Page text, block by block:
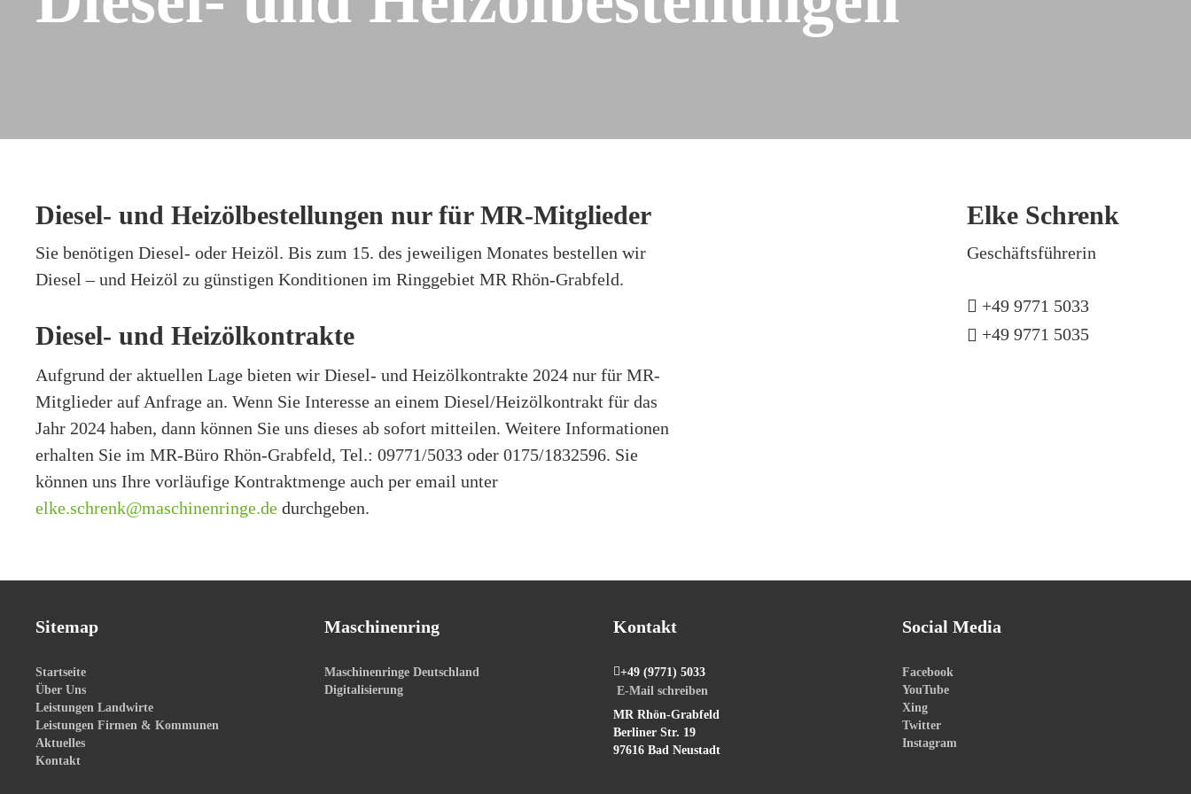
Diesel- und Heizölbestellungen
Diesel- und Heizölbestellungen nur für MR-Mitglieder
Sie benötigen Diesel- oder Heizöl. Bis zum 15. des jeweiligen Monates bestellen wir
Diesel – und Heizöl zu günstigen Konditionen im Ringgebiet MR Rhön-Grabfeld.
Diesel- und Heizölkontrakte
Aufgrund der aktuellen Lage bieten wir Diesel- und Heizölkontrakte 2024 nur für MR-
Mitglieder auf Anfrage an. Wenn Sie Interesse an einem Diesel/Heizölkontrakt für das
Jahr 2024 haben, dann können Sie uns dieses ab sofort mitteilen. Weitere Informationen
erhalten Sie im MR-Büro Rhön-Grabfeld, Tel.: 09771/5033 oder 0175/1832596. Sie
können uns Ihre vorläufige Kontraktmenge auch per email unter
elke.schrenk@maschinenringe.de durchgeben.
Elke Schrenk
Geschäftsführerin
+49 9771 5033
+49 9771 5035
Sitemap
Startseite
Über Uns
Leistungen Landwirte
Leistungen Firmen & Kommunen
Aktuelles
Kontakt
Maschinenring
Maschinenringe Deutschland
Digitalisierung
Kontakt
+49 (9771) 5033
E-Mail schreiben
MR Rhön-Grabfeld
Berliner Str. 19
97616 Bad Neustadt
Social Media
Facebook
YouTube
Xing
Twitter
Instagram